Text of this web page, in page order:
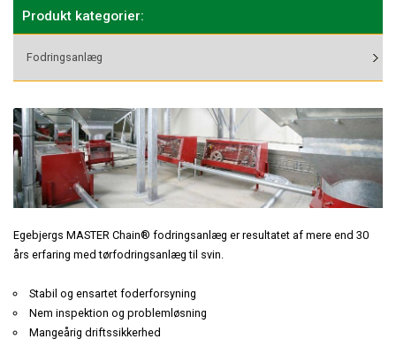
KATALOGER
MONTAGEVEJLEDNINGER
STALDINVENTAR
TØRFODER
VÅDFODER
KOMPONENTER
DIVERSE
KONTAKT
Staldbyggeri
Toklimastald - Søren Hansen, Christiansfeld
Økologiske slagtesvin
Stald til økologiske slagtesvin
Præfabrikat
Indgangsparti
Staldinventar
Fodringsanlæg
Kornopbevaring
Præfabrikeret
Staldrenovering
Erhvervsbyggeri
Erhvervsbyggeri
Kontor og lager - HPC VVS i Næstved
Combino Eventcars
Afsluttet byggeri i Aalborg
Produkt kategorier:
Fodringsanlæg
Egebjergs MASTER Chain® fodringsanlæg er resultatet af mere end 30
års erfaring med tørfodringsanlæg til svin.
Stabil og ensartet foderforsyning
Nem inspektion og problemløsning
Mangeårig driftssikkerhed